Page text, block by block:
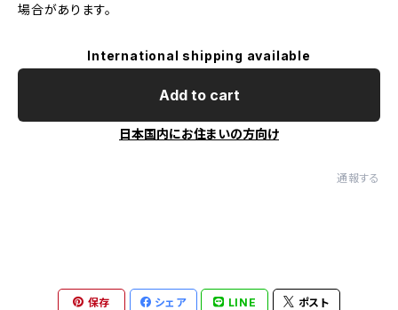
場合があります。
International shipping available
Add to cart
日本国内にお住まいの方向け
通報する
保存 シェア LINE ポスト